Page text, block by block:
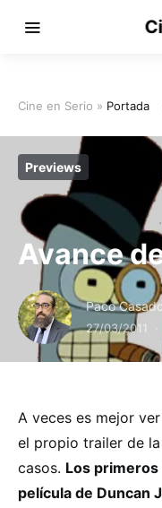
Cine en Serio » Portada
Previews
Avance
Paco
27/03/2011
A veces es mejor
el propio trailer de
casos. Los
película de Duncan